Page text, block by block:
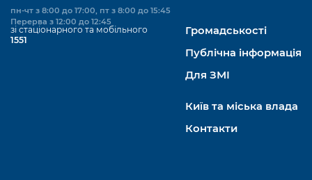
Київська міська військова адміністрація
Важливе під час воєнного стану
пн-чт з 8:00 до 17:00, пт з 8:00 до 15:45
Перерва з 12:00 до 12:45
зі стаціонарного та мобільного
1551
Громадськості
Публічна інформація
Для ЗМІ
Київ та міська влада
Контакти